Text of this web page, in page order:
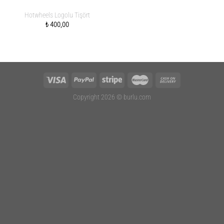
Hotwheels Logolu Tişört
₺400,00
Copyright 2026 © burlu.com